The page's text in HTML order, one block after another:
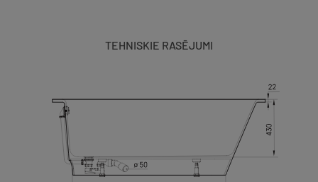
TEHNISKIE RASĒJUMI